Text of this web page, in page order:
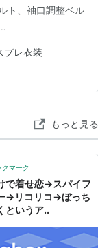
ト、袖口調整ベル
、シルバーライ
プレ衣装
もっと見る
クマーク
で着せ恋→スパイフ
→リコリコ→ぼっち
というア..